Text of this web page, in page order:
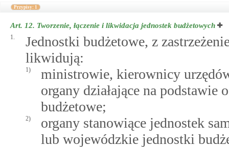
Przypisy: 1
Art. 12. Tworzenie, łączenie i likwidacja jednostek budżetowych
1.
Jednostki budżetowe, z
likwidują:
1)
ministrowie, kierownicy
organy działające na
budżetowe;
2)
organy stanowiące jednostek
lub wojewódzkie jednostki